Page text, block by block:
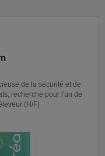
de la sécurité et de
recherche pour l'un de
(H/F)